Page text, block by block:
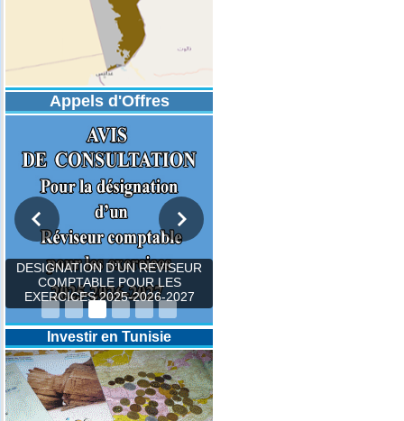
Appels d'Offres
DESIGNATION D’UN REVISEUR
COMPTABLE POUR LES
EXERCICES 2025-2026-2027
Investir en Tunisie